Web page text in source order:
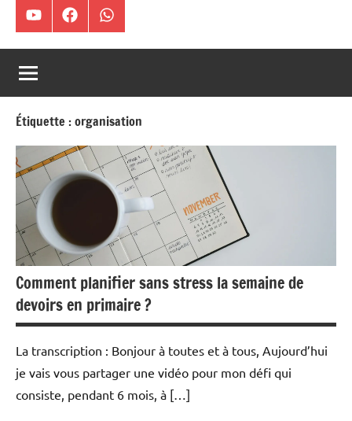
plus
d’harmonie
familiale
un
serein.
Chaîne
YouTube
Facebook
WA
Étiquette :organisation
Comment planifier sans stress la semaine de
devoirs en primaire ?
La transcription : Bonjour à toutes et à tous, Aujourd’hui
je vais vous partager une vidéo pour mon défi qui
consiste, pendant 6 mois, à […]